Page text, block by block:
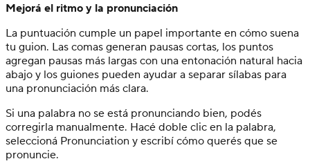
Mejorá el ritmo y la pronunciación
La puntuación cumple un papel importante en cómo suena
tu guion. Las comas generan pausas cortas, los puntos
agregan pausas más largas con una entonación natural hacia
abajo y los guiones pueden ayudar a separar sílabas para
una pronunciación más clara.
Si una palabra no se está pronunciando bien, podés
corregirla manualmente. Hacé doble clic en la palabra,
seleccioná Pronunciation y escribí cómo querés que se
pronuncie.